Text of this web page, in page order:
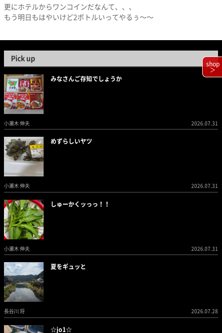
更にホテルからワンコインだなんて、、、
もう明日もはやいけど2ボトルいってやるぅ〜〜
Pick up
みなさんご存知でしょうか
小瀬木 伸夫 2026.07.31
めずらしいヤツ
小瀬木 伸夫 2026.07.31
しゅーかくッっっ！！
小瀬木 伸夫 2026.07.31
夏をギュッと
長谷川 将 2026.07.28
☆jo1☆
shop
＞